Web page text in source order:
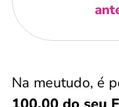
Na meutudo, é